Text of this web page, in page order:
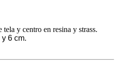
y centro en resina y strass.
6 cm.